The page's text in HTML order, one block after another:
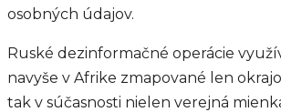
osobných údajov.
Ruské dezinformačné operácie
navyše v Afrike zmapované len
tak v súčasnosti nielen verejná